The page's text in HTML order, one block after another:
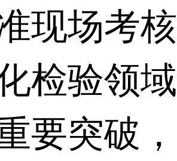
现场考
检验领
要突破